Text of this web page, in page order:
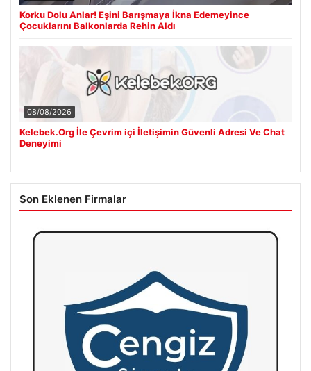
Korku Dolu Anlar! Eşini Barışmaya İkna Edemeyince
Çocuklarını Balkonlarda Rehin Aldı
08/08/2026
Kelebek.Org İle Çevrim içi İletişimin Güvenli Adresi Ve Chat
Deneyimi
Son Eklenen Firmalar